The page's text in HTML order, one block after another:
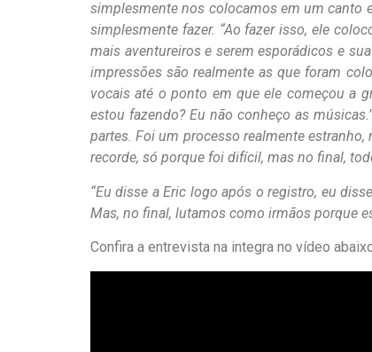
simplesmente nos colocamos em um canto
simplesmente fazer. “Ao fazer isso, ele
mais aventureiros e serem esporádicos e
impressões são realmente as que foram
vocais até o ponto em que ele começou a
estou fazendo? Eu não conheço as
partes. Foi um processo realmente
recorde, só porque foi difícil, mas no final,
“Eu disse a Eric logo após o registro, eu
Mas, no final, lutamos como irmãos porque
Confira a entrevista na integra no vídeo